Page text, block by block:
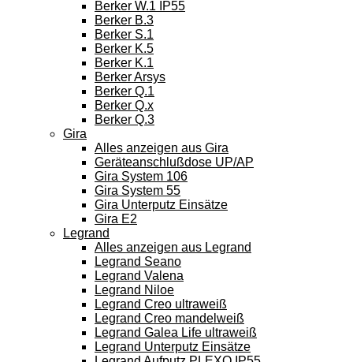
Berker W.1 IP55
Berker B.3
Berker S.1
Berker K.5
Berker K.1
Berker Arsys
Berker Q.1
Berker Q.x
Berker Q.3
Gira
Alles anzeigen aus Gira
Geräteanschlußdose UP/AP
Gira System 106
Gira System 55
Gira Unterputz Einsätze
Gira E2
Legrand
Alles anzeigen aus Legrand
Legrand Seano
Legrand Valena
Legrand Niloe
Legrand Creo ultraweiß
Legrand Creo mandelweiß
Legrand Galea Life ultraweiß
Legrand Unterputz Einsätze